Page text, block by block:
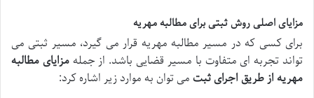
مزایای اصلی روش ثبتی برای مطالبه مهریه
برای کسی که در مسیر مطالبه مهریه قرار می گیرد، مسیر ثبتی می
تواند تجربه ای متفاوت با مسیر قضایی باشد. از جملهمزایای مطالبه
مهریه از طریق اجرای ثبتمی توان به موارد زیر اشاره کرد: